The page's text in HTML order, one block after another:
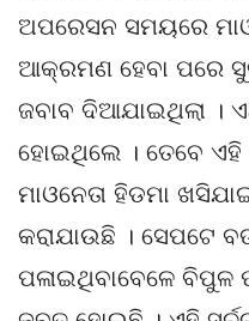
ଅପରେସନ ସମୟରେ
ଆକ୍ରମଣ ହେବା ପରେ
ଜବାବ ଦିଆଯାଇଥିଲା ।
ହୋଇଥିଲେ । ତେବେ
ମାଓନେତା ହିଡମା
କରାଯାଉଛି । ସେପଟେ
ପଳାଇଥିବାବେଳେ ବିପୁଳ